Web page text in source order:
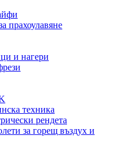
прахоулавяне
и нагери
техника
рендета
за горещ въздух и